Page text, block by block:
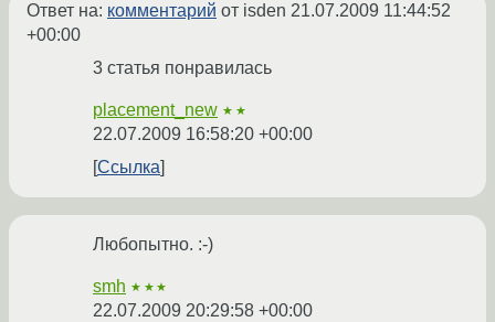
Ответ на: комментарий от isden 21.07.2009 11:44:52
+00:00
3 статья понравилась
placement_new ★★
22.07.2009 16:58:20 +00:00
Ссылка
Любопытно. :-)
smh ★★★
22.07.2009 20:29:58 +00:00